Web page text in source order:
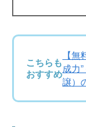
こちらも
おすすめ
【
成力
譲）